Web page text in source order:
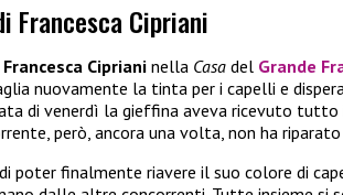
Francesca Cipriani
Francesca Cipriani nella Casa del Grande
nuovamente la tinta per i capelli e
di venerdì la gieffina aveva ricevuto
però, ancora una volta, non ha
poter finalmente riavere il suo colore di